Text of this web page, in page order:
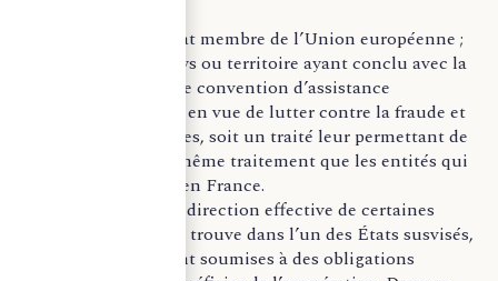
ou dans un État membre de l’Union européenne ;
ou dans un pays ou territoire ayant conclu avec la
France soit une convention d’assistance
administrative en vue de lutter contre la fraude et
l’évasion fiscales, soit un traité leur permettant de
bénéficier du même traitement que les entités qui
ont leur siège en France.
Bien que le siège de direction effective de certaines
entités juridiques se trouve dans l’un des États susvisés,
certaines entités sont soumises à des obligations